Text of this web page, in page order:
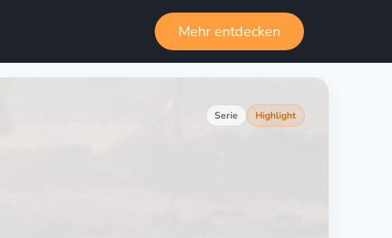
Mehr entdecken
Serie Highlight